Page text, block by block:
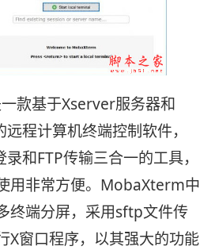
款基于Xserver服务器和
程计算机终端控制软件，
和FTP传输三合一的工具，
用非常方便。MobaXterm中
终端分屏，采用sftp文件传
X窗口程序，以其强大的功能